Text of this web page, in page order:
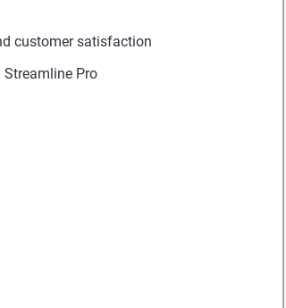
customer satisfaction
Pro